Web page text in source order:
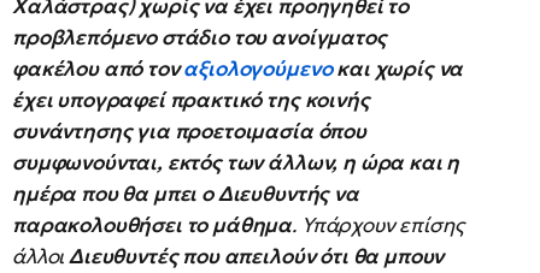
Χαλάστρας) χωρίς να έχει προηγηθεί το
προβλεπόμενο στάδιο του ανοίγματος
φακέλου από τοναξιολογούμενοκαι χωρίς να
έχει υπογραφεί πρακτικό της κοινής
συνάντησης για προετοιμασία όπου
συμφωνούνται, εκτός των άλλων, η ώρα και η
ημέρα που θα μπει ο Διευθυντής να
παρακολουθήσει το μάθημα. Υπάρχουν επίσης
άλλοιΔιευθυντές που απειλούν ότι θα μπουν